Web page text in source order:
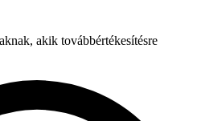
akik továbbértékesítésre